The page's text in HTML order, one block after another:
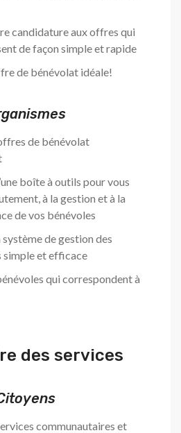
candidature aux offres qui
de façon simple et rapide
de bénévolat idéale!
de bénévolat
boîte à outils pour vous
à la gestion et à la
de vos bénévoles
système de gestion des
simple et efficace
qui correspondent à
des services
communautaires et